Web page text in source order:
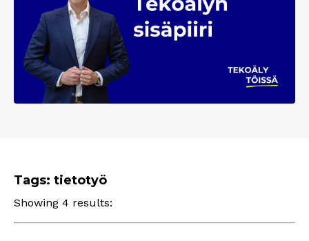
Tags: tietotyö
Showing 4 results: